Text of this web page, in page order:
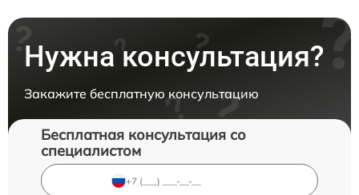
Нужна консультация?
Закажите бесплатную консультацию
Бесплатная консультация со
специалистом